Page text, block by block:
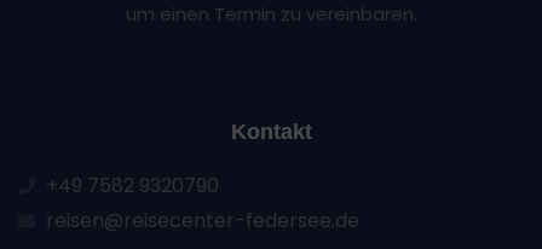
um einen Termin zu vereinbaren.
Kontakt
+49 7582 9320790
reisen@reisecenter-federsee.de